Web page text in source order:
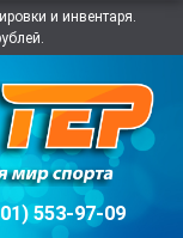
и инвентаря.
553-97-09